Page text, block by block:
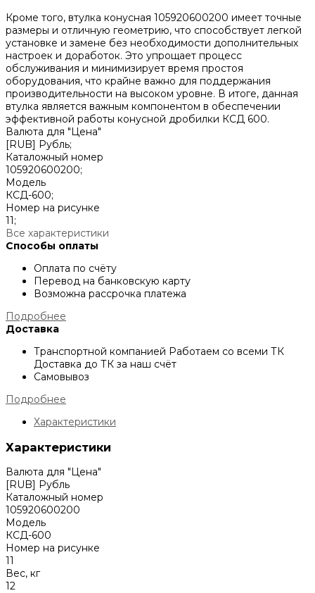
Кроме того, втулка конусная 105920600200 имеет точные
размеры и отличную геометрию, что способствует легкой
установке и замене без необходимости дополнительных
настроек и доработок. Это упрощает процесс
обслуживания и минимизирует время простоя
оборудования, что крайне важно для поддержания
производительности на высоком уровне. В итоге, данная
втулка является важным компонентом в обеспечении
эффективной работы конусной дробилки КСД 600.
Валюта для "Цена"
[RUB] Рубль;
Каталожный номер
105920600200;
Модель
КСД-600;
Номер на рисунке
11;
Все характеристики
Способы оплаты
Оплата по счёту
Перевод на банковскую карту
Возможна рассрочка платежа
Подробнее
Доставка
Транспортной компанией Работаем со всеми ТК
Доставка до ТК за наш счёт
Самовывоз
Подробнее
Характеристики
Характеристики
Валюта для "Цена"
[RUB] Рубль
Каталожный номер
105920600200
Модель
КСД-600
Номер на рисунке
11
Вес, кг
12